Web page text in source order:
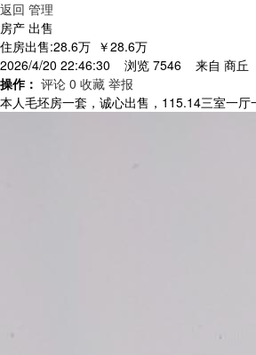
返回 管理
房产 出售
住房出售:28.6万 ￥28.6万
2026/4/20 22:46:30 浏览 7546 来自 商丘
操作： 评论 0 收藏 举报
本人毛坯房一套，诚心出售，115.14三室一厅